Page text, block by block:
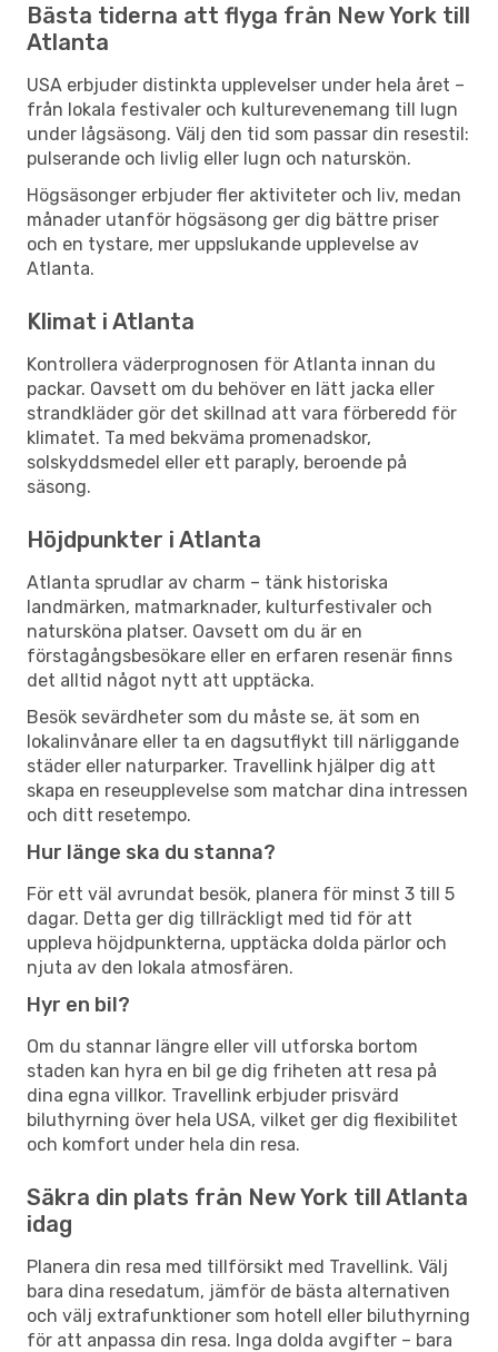
Bästa tiderna att flyga från New York till
Atlanta
USA erbjuder distinkta upplevelser under hela året –
från lokala festivaler och kulturevenemang till lugn
under lågsäsong. Välj den tid som passar din resestil:
pulserande och livlig eller lugn och naturskön.
Högsäsonger erbjuder fler aktiviteter och liv, medan
månader utanför högsäsong ger dig bättre priser
och en tystare, mer uppslukande upplevelse av
Atlanta.
Klimat i Atlanta
Kontrollera väderprognosen för Atlanta innan du
packar. Oavsett om du behöver en lätt jacka eller
strandkläder gör det skillnad att vara förberedd för
klimatet. Ta med bekväma promenadskor,
solskyddsmedel eller ett paraply, beroende på
säsong.
Höjdpunkter i Atlanta
Atlanta sprudlar av charm – tänk historiska
landmärken, matmarknader, kulturfestivaler och
natursköna platser. Oavsett om du är en
förstagångsbesökare eller en erfaren resenär finns
det alltid något nytt att upptäcka.
Besök sevärdheter som du måste se, ät som en
lokalinvånare eller ta en dagsutflykt till närliggande
städer eller naturparker. Travellink hjälper dig att
skapa en reseupplevelse som matchar dina intressen
och ditt resetempo.
Hur länge ska du stanna?
För ett väl avrundat besök, planera för minst 3 till 5
dagar. Detta ger dig tillräckligt med tid för att
uppleva höjdpunkterna, upptäcka dolda pärlor och
njuta av den lokala atmosfären.
Hyr en bil?
Om du stannar längre eller vill utforska bortom
staden kan hyra en bil ge dig friheten att resa på
dina egna villkor. Travellink erbjuder prisvärd
biluthyrning över hela USA, vilket ger dig flexibilitet
och komfort under hela din resa.
Säkra din plats från New York till Atlanta
idag
Planera din resa med tillförsikt med Travellink. Välj
bara dina resedatum, jämför de bästa alternativen
och välj extrafunktioner som hotell eller biluthyrning
för att anpassa din resa. Inga dolda avgifter – bara